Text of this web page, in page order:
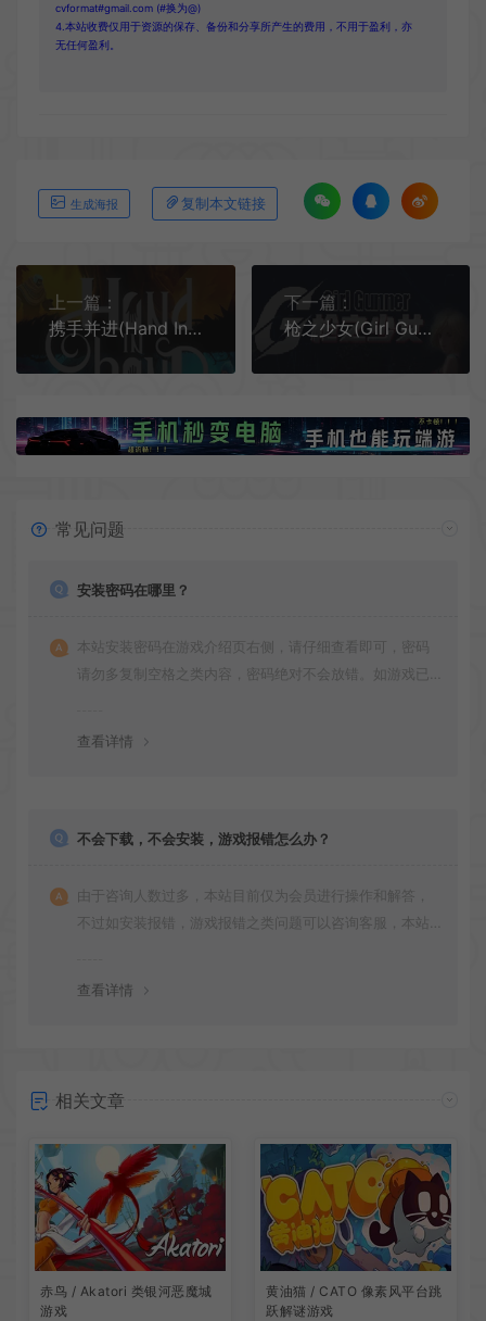
cvformat#gmail.com (#换为@)
4.本站收费仅用于资源的保存、备份和分享所产生的费用，不用于盈利，亦
无任何盈利。
生成海报 复制本文链接
上一篇：
携手并进(Hand In Hand)简中|PC|AVG|分屏|2D平台合作解谜游戏
下一篇：
枪之少女(Girl Gunner )简中|PC|STG|复古横板2D射击游戏
常见问题
安装密码在哪里？
本站安装密码在游戏介绍页右侧，请仔细查看即可，密码
请勿多复制空格之类内容，密码绝对不会放错。如游戏已
查看详情
不会下载，不会安装，游戏报错怎么办？
由于咨询人数过多，本站目前仅为会员进行操作和解答，
不过如安装报错，游戏报错之类问题可以咨询客服，本站
查看详情
相关文章
赤鸟 / Akatori 类银河恶魔城
游戏
黄油猫 / CATO 像素风平台跳
跃解谜游戏